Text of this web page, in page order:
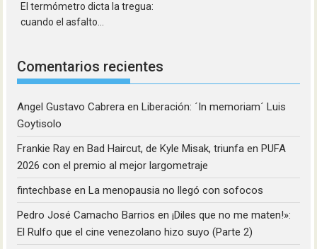
El termómetro dicta la tregua:
cuando el asfalto...
Comentarios recientes
Angel Gustavo Cabrera enLiberación: ´In memoriam´ Luis
Goytisolo
Frankie Ray enBad Haircut, de Kyle Misak, triunfa en PUFA
2026 con el premio al mejor largometraje
fintechbase enLa menopausia no llegó con sofocos
Pedro José Camacho Barrios en¡Diles que no me maten!»:
El Rulfo que el cine venezolano hizo suyo (Parte 2)